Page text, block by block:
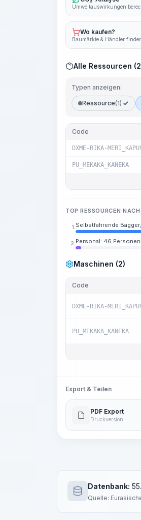
Umweltauswirkungen
Wo kaufen?
Baumärkte & Händler
Alle Ressourcen
Typen anzeigen:
Ressource(1)
Code
DXME-RIKA-
PU_MEKAKA_KANEKA
TOP RESSOURCEN
1. Selbstfahrende
2. Personal: 46
Maschinen (2)
Code
DXME-RIKA-
PU_MEKAKA_KANEKA
Export & Teilen
PDF Export
Druckversion
Datenbank:
Quelle: